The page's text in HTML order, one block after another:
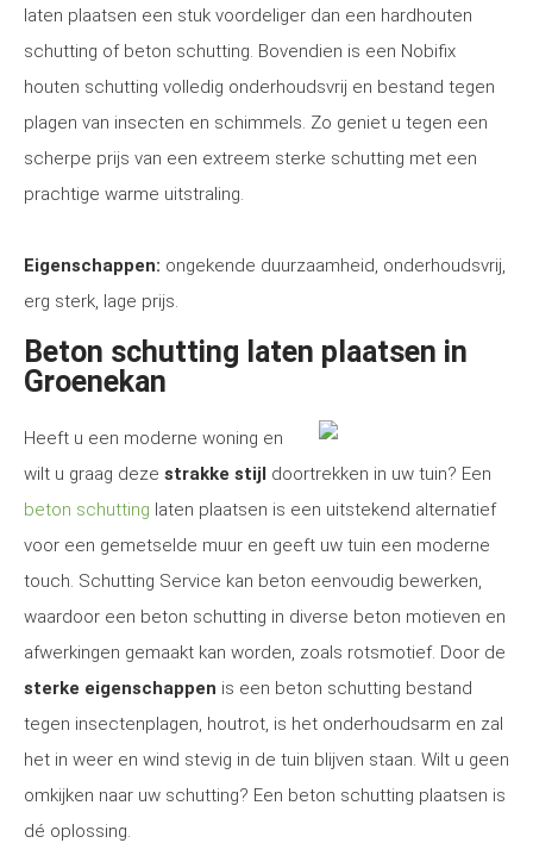
laten plaatsen een stuk voordeliger dan een hardhouten
schutting of beton schutting. Bovendien is een Nobifix
houten schutting volledig onderhoudsvrij en bestand tegen
plagen van insecten en schimmels. Zo geniet u tegen een
scherpe prijs van een extreem sterke schutting met een
prachtige warme uitstraling.
Eigenschappen: ongekende duurzaamheid, onderhoudsvrij,
erg sterk, lage prijs.
Beton schutting laten plaatsen in
Groenekan
Heeft u een moderne woning en
wilt u graag deze strakke stijl doortrekken in uw tuin? Een
beton schutting laten plaatsen is een uitstekend alternatief
voor een gemetselde muur en geeft uw tuin een moderne
touch. Schutting Service kan beton eenvoudig bewerken,
waardoor een beton schutting in diverse beton motieven en
afwerkingen gemaakt kan worden, zoals rotsmotief. Door de
sterke eigenschappen is een beton schutting bestand
tegen insectenplagen, houtrot, is het onderhoudsarm en zal
het in weer en wind stevig in de tuin blijven staan. Wilt u geen
omkijken naar uw schutting? Een beton schutting plaatsen is
dé oplossing.